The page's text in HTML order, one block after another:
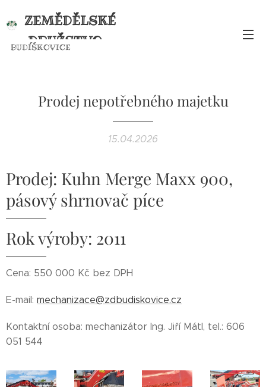
ZEMĚDĚLSKÉ
DRUŽSTVO
BUDÍŠKOVICE
Prodej nepotřebného majetku
15.04.2026
Prodej: Kuhn Merge Maxx 900,
pásový shrnovač píce
Rok výroby: 2011
Cena: 550 000 Kč bez DPH
E-mail: mechanizace@zdbudiskovice.cz
Kontaktní osoba: mechanizátor Ing. Jiří Mátl, tel.: 606
051 544